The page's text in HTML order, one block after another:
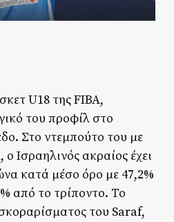
U18 της FIBA,
του προφίλ στο
Στο ντεμπούτο του με
Ισραηλινός ακραίος έχει
κατά μέσο όρο με 47,2%
από το τρίποντο. Το
του Saraf,